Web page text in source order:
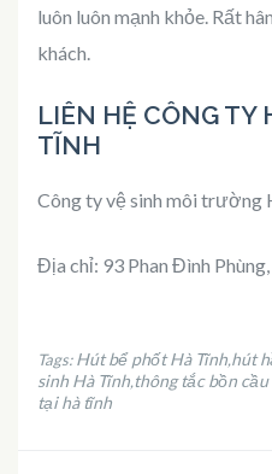
luôn luôn mạnh khỏe. Rất
khách.
LIÊN HỆ CÔNG TY
TĨNH
Công ty vệ sinh môi trường
Địa chỉ: 93 Phan Đình
Tags:Hút bể phốt Hà Tĩnh,hút
sinh Hà Tĩnh,thông tắc bồn
tại hà tĩnh